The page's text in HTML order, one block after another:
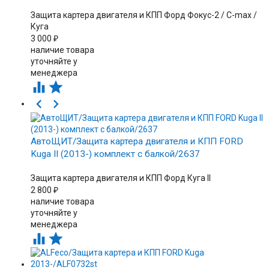
Защита картера двигателя и КПП Форд Фокус-2 / С-max /
Куга
3 000 ₽
наличие товара
уточняйте у
менеджера
 


АвтоЩИТ/Защита картера двигателя и КПП FORD
Kuga II (2013-) комплект с балкой/2637
Защита картера двигателя и КПП Форд Куга II
2 800 ₽
наличие товара
уточняйте у
менеджера
 